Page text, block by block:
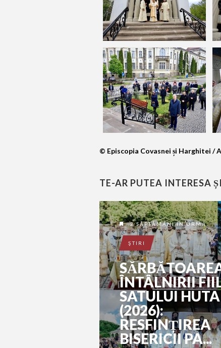
© Episcopia Covasnei și Harghitei /
TE-AR PUTEA INTERESA ȘI
2 SĂPTĂMÂNI ÎN URMĂ
ŞTIRI
ÎNTÂLNIRII
SATULUI HUTA
(2026):
RESFINȚIREA
BISERICII PA...